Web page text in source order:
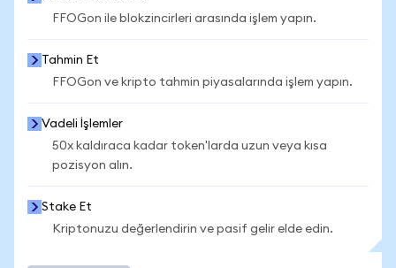
FFOGon ile blokzincirleri arasında işlem yapın.
Tahmin Et
FFOGon ve kripto tahmin piyasalarında işlem yapın.
Vadeli İşlemler
50x kaldıraca kadar token'larda uzun veya kısa
pozisyon alın.
Stake Et
Kriptonuzu değerlendirin ve pasif gelir elde edin.